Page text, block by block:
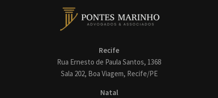
Recife
Rua Ernesto de Paula Santos, 1368
Sala 202, Boa Viagem, Recife/PE
Natal